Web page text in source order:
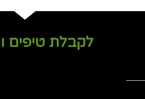
לקבלת טיפים